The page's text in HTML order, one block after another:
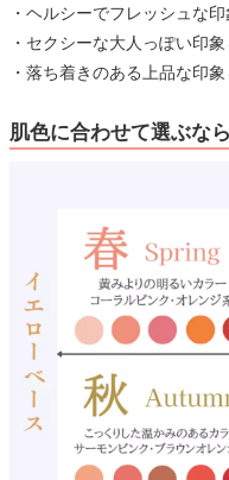
・ヘルシーでフレッシュな
・セクシーな大人っぽい印
・落ち着きのある上品な印
肌色に合わせて選ぶな